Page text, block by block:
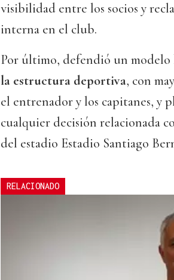
visibilidad entre los socios y
interna en el club.
Por último, defendió un modelo
la estructura deportiva, con
el entrenador y los capitanes, y
cualquier decisión relacionada
del estadio Estadio Santiago
RELACIONADO